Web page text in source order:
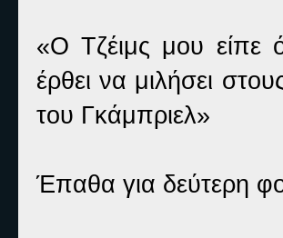
«Ο Τζέιμς μου είπε
έρθει να μιλήσει
του Γκάμπριελ»
Έπαθα για δεύτερη